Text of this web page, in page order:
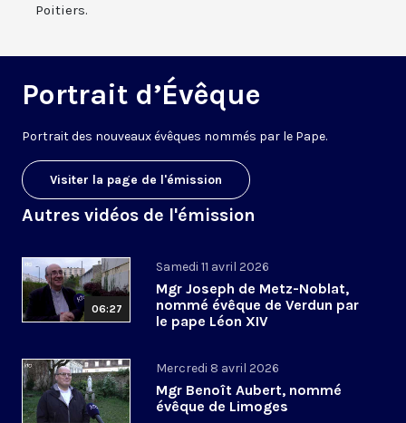
Poitiers.
Portrait d’Évêque
Portrait des nouveaux évêques nommés par le Pape.
Visiter la page de l'émission
Autres vidéos de l'émission
06:27
Samedi 11 avril 2026
Mgr Joseph de Metz-Noblat,
nommé évêque de Verdun par
le pape Léon XIV
Mercredi 8 avril 2026
Mgr Benoît Aubert, nommé
évêque de Limoges